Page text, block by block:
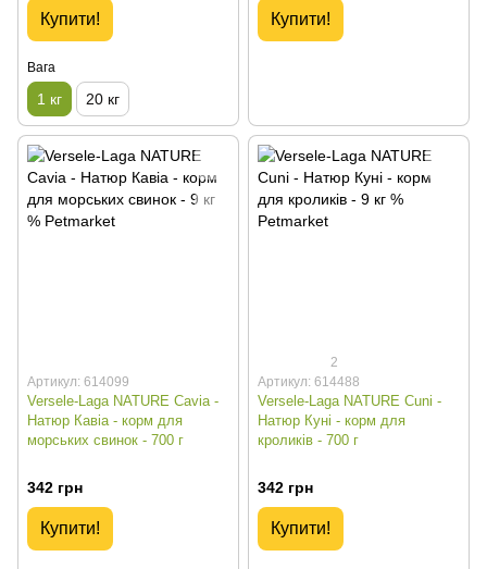
Купити!
Вага
1 кг 20 кг
Купити!
Артикул: 614099
Versele-Laga NATURE Cavia -
Натюр Кавіа - корм для
морських свинок - 700 г
342 грн
Купити!
2
Артикул: 614488
Versele-Laga NATURE Cuni -
Натюр Куні - корм для
кроликів - 700 г
342 грн
Купити!